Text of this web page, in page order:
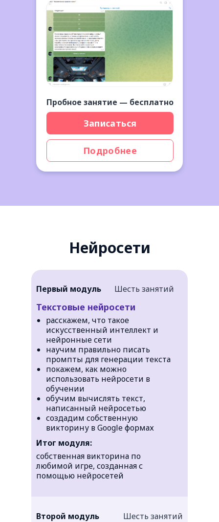
Пробное занятие — бесплатно
Подробнее
Записаться
Нейросети
Первый модуль
Второй модуль
Текстовые нейросети
Шесть занятий
Шесть занятий
собственная викторина по
любимой игре, созданная с
помощью нейросетей
Итог модуля:
расскажем, что такое
искусственный интеллект и
нейронные сети
научим правильно писать
промпты для генерации текста
покажем, как можно
использовать нейросети в
обучении
обучим вычислять текст,
написанный нейросетью
создадим собственную
викторину в Google формах